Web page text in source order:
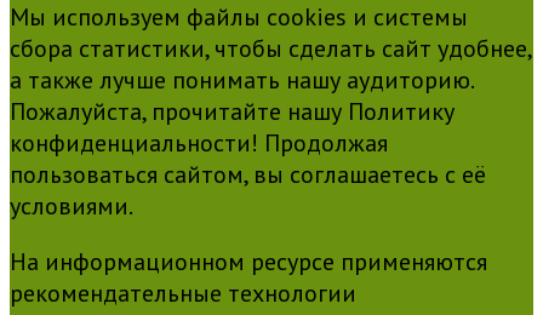
Мы используем файлы cookies и системы
сбора статистики, чтобы сделать сайт удобнее,
а также лучше понимать нашу аудиторию.
Пожалуйста, прочитайте нашу Политику
конфиденциальности! Продолжая
пользоваться сайтом, вы соглашаетесь с её
условиями.
На информационном ресурсе применяются
рекомендательные технологии